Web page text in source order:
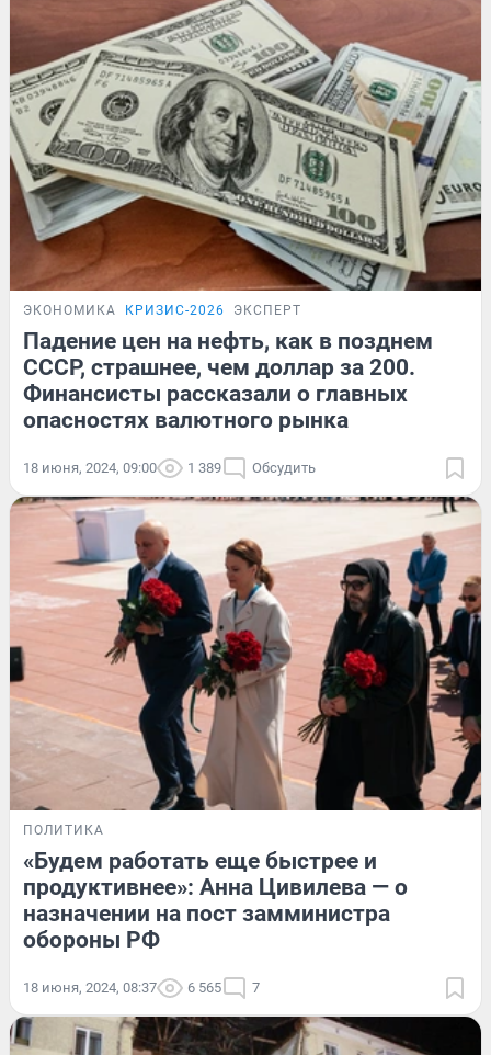
ЭКОНОМИКА КРИЗИС-2026 ЭКСПЕРТ
Падение цен на нефть, как в позднем
СССР, страшнее, чем доллар за 200.
Финансисты рассказали о главных
опасностях валютного рынка
18 июня, 2024, 09:00 1 389 Обсудить
ПОЛИТИКА
«Будем работать еще быстрее и
продуктивнее»: Анна Цивилева — о
назначении на пост замминистра
обороны РФ
18 июня, 2024, 08:37 6 565 7